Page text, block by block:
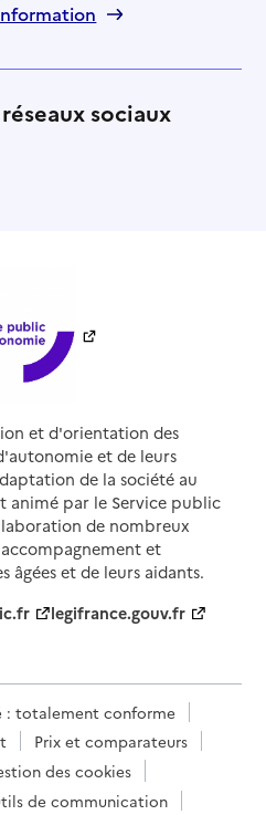
sociaux
et d'orientation des
et de leurs
de la société au
animé par le Service public
de nombreux
et
âgées et de leurs aidants.
legifrance.gouv.fr
: totalement conforme
Prix et comparateurs
des cookies
de communication